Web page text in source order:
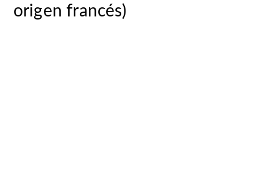
origen francés)